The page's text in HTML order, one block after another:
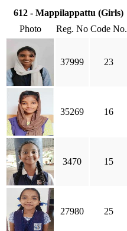
612 - Mappilappattu (Girls)
Photo
Reg. No Code No.
37999 23
35269 16
3470 15
27980 25